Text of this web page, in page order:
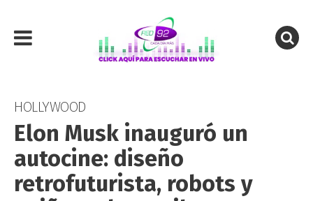
HOLLYWOOD
Elon Musk inauguró un
autocine: diseño
retrofuturista, robots y